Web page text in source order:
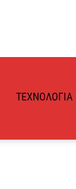
ΤΕΧΝΟΛΟΓΊΑ